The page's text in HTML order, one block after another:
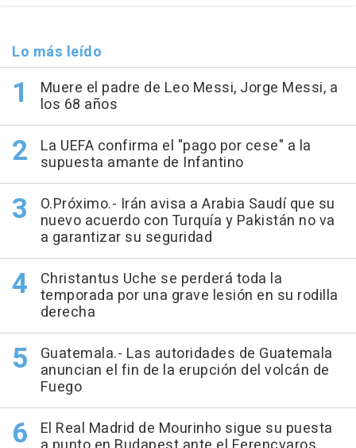
Lo más leído
Muere el padre de Leo Messi, Jorge Messi, a
los 68 años
La UEFA confirma el "pago por cese" a la
supuesta amante de Infantino
O.Próximo.- Irán avisa a Arabia Saudí que su
nuevo acuerdo con Turquía y Pakistán no va
a garantizar su seguridad
Christantus Uche se perderá toda la
temporada por una grave lesión en su rodilla
derecha
Guatemala.- Las autoridades de Guatemala
anuncian el fin de la erupción del volcán de
Fuego
El Real Madrid de Mourinho sigue su puesta